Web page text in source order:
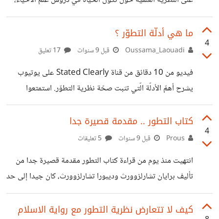
فقد قررت وزارة التعليم في انقرة حذف نظرية داروين التطورية
من المناهج التعليمية الثانوية. حيث نقلت الصحيفة التركية
Haberturk في نسختها الالكترونية عن وزير التعليم التركي
التطور، تماماً مثل الفيزياء التي أدت لنشوء نظرية الانفجار
العظيم، ومثل هذه المواضيع يجب أن تناقش بشكل منفصل
خارج إطار المنهج التعليمي المدرسي“. الخبر
4
ما هي أدلّة التطوّر ؟
قبل 9 سنوات
فيديو من 10 دقائق من قناة Stated Clearly على يوتيوب
يشرح أهمّ الأدلّة الّتي تثبت صحّة نظرية التطوّر. استمتعوا
>>https://www.youtube.com/watch?
v=lIEoO5KdPvg
4
كتاب التطور .. مقدمة قصيرة جدا
قبل 9 سنوات
انتهيت منذ يوم من قراءة كتاب التطور مقدمة قصيرة جدا من
تأليف برايان تشارلزوورث وديبورا تشارلزوورث، كان جيدا إلى حد
ما، وبالطبع توسعت معرفتي حول النظرية. يتكون الكتاب من 8
فصول، ويتناول المظاهر والأدلة والتحديات المتعلقة بالنظرية،
كيف لا تتعارض نظرية التطور مع رواية الاسلام